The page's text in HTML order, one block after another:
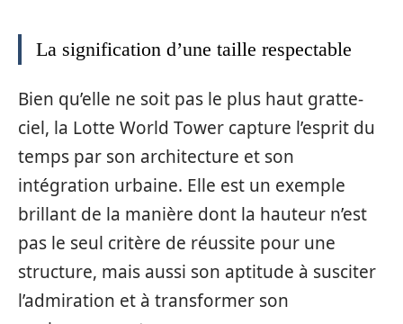
La signification d’une taille respectable
Bien qu’elle ne soit pas le plus haut gratte-
ciel, la Lotte World Tower capture l’esprit du
temps par son architecture et son
intégration urbaine. Elle est un exemple
brillant de la manière dont la hauteur n’est
pas le seul critère de réussite pour une
structure, mais aussi son aptitude à susciter
l’admiration et à transformer son